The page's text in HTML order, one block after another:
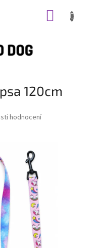
120cm
hodnocení